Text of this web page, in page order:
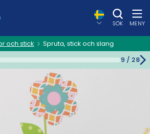
SÖK MENY
och stick
Spruta, stick och slang
9 / 28